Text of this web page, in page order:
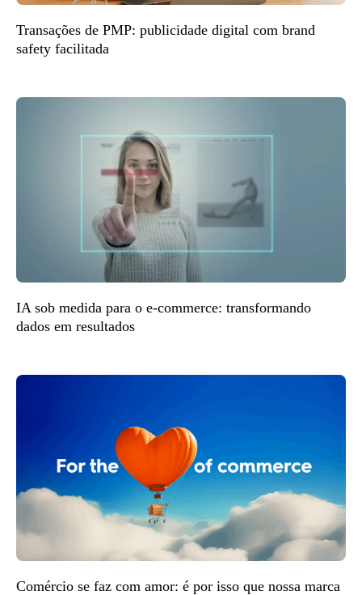
Transações de PMP: publicidade digital com brand
safety facilitada
IA sob medida para o e-commerce: transformando
dados em resultados
Comércio se faz com amor: é por isso que nossa marca